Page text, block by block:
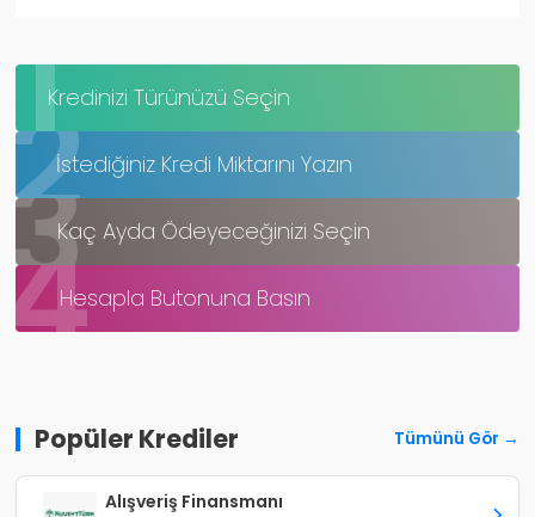
1Kredinizi Türünüzü Seçin
2İstediğiniz Kredi Miktarını Yazın
3Kaç Ayda Ödeyeceğinizi Seçin
4Hesapla Butonuna Basın
Popüler Krediler Tümünü Gör →
Alışveriş Finansmanı